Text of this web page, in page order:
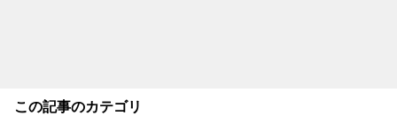
この記事のカテゴリ